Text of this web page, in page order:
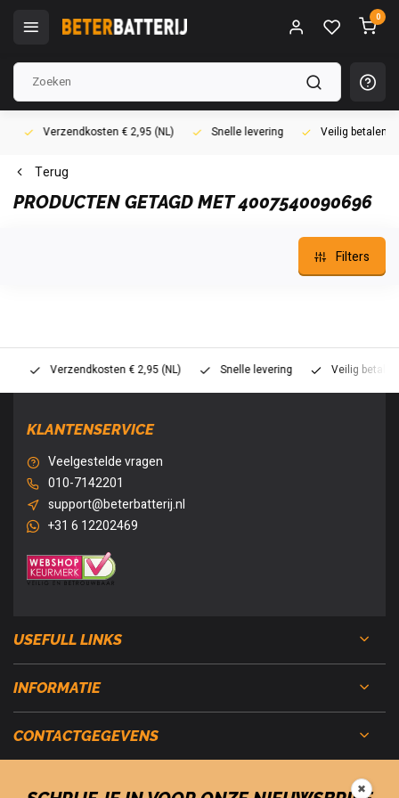
0
Verzendkosten € 2,95 (NL) Snelle levering Veilig betalen
Terug
PRODUCTEN GETAGD MET 4007540090696
Filters
Verzendkosten € 2,95 (NL) Snelle levering Veilig betalen
KLANTENSERVICE
Veelgestelde vragen
010-7142201
support@beterbatterij.nl
+31 6 12202469
USEFULL LINKS
INFORMATIE
CONTACTGEGEVENS
✖